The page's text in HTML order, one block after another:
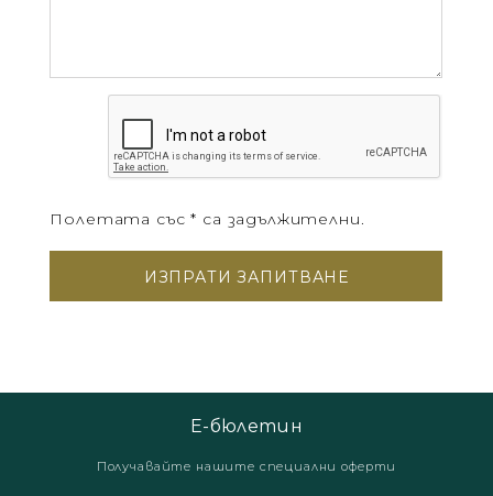
Полетата със * са задължителни.
Е-бюлетин
Получавайте нашите специални оферти